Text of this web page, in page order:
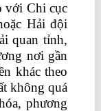
với Chi cục
Hải đội
quan tỉnh,
nơi gần
khác theo
không quá
phương